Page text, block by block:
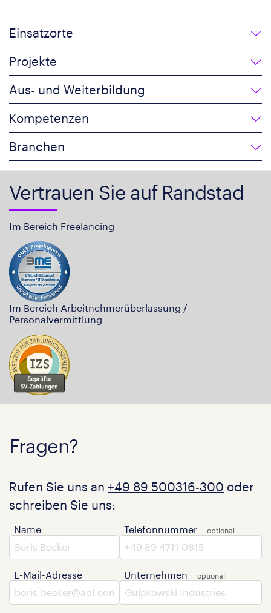
Einsatzorte
Projekte
Aus- und Weiterbildung
Kompetenzen
Branchen
Vertrauen Sie auf Randstad
Im Bereich Freelancing
Im Bereich Arbeitnehmerüberlassung /
Personalvermittlung
Fragen?
Rufen Sie uns an +49 89 500316-300 oder
schreiben Sie uns:
Name
E-Mail-Adresse
Telefonnummer
Unternehmen